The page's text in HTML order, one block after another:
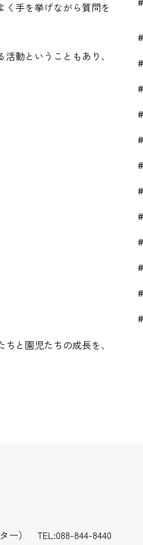
手を挙げながら質問を
動ということもあり、
と園児たちの成長を、
ー） TEL:088-844-8440